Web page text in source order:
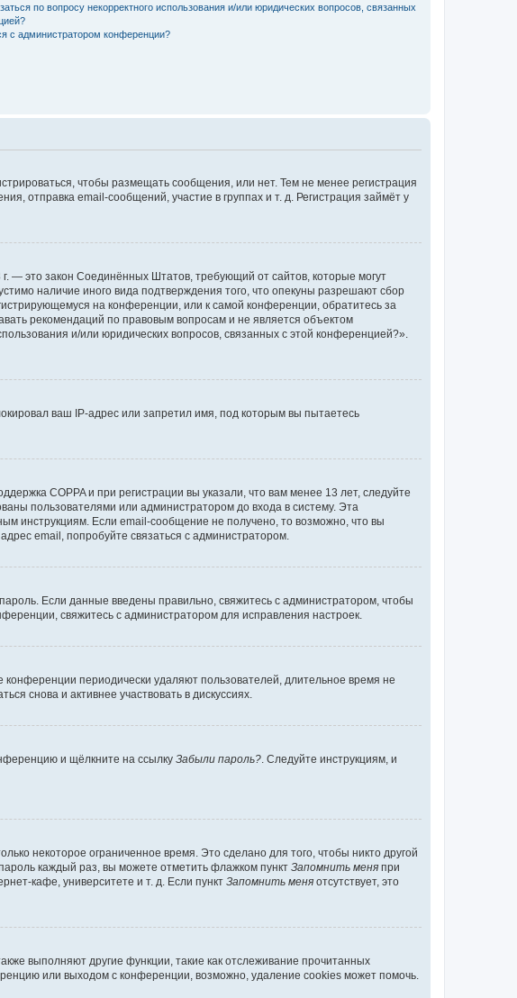
по вопросу некорректного использования и/или юридических вопросов, связанных
с администратором конференции?
чтобы размещать сообщения, или нет. Тем не менее регистрация
отправка email-сообщений, участие в группах и т. д. Регистрация займёт у
— это закон Соединённых Штатов, требующий от сайтов, которые могут
наличие иного вида подтверждения того, что опекуны разрешают сбор
на конференции, или к самой конференции, обратитесь за
рекомендаций по правовым вопросам и не является объектом
и/или юридических вопросов, связанных с этой конференцией?».
ваш IP-адрес или запретил имя, под которым вы пытаетесь
COPPA и при регистрации вы указали, что вам менее 13 лет, следуйте
пользователями или администратором до входа в систему. Эта
инструкциям. Если email-сообщение не получено, то возможно, что вы
email, попробуйте связаться с администратором.
Если данные введены правильно, свяжитесь с администратором, чтобы
свяжитесь с администратором для исправления настроек.
периодически удаляют пользователей, длительное время не
снова и активнее участвовать в дискуссиях.
и щёлкните на ссылку Забыли пароль?. Следуйте инструкциям, и
некоторое ограниченное время. Это сделано для того, чтобы никто другой
каждый раз, вы можете отметить флажком пункт Запомнить меня при
кафе, университете и т. д. Если пункт Запомнить меня отсутствует, это
выполняют другие функции, такие как отслеживание прочитанных
или выходом с конференции, возможно, удаление cookies может помочь.